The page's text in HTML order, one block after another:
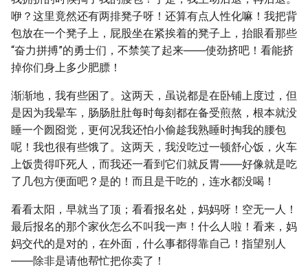
咿？这里竟然还有两排凳子呀！还算有点人性化嘛！我把背
包放在一个凳子上，屁股坐在紧挨着的凳子上，抬眼看那些
“奋力拼搏”的勇士们，不禁笑了起来――使劲挤吧！看能挤
掉你们身上多少肥膘！
渐渐地，我有些困了。这两天，虽说都是在卧铺上度过，但
是因为我晕车，肠肠肚肚每时每刻都在备受煎熬，根本就没
睡一个囫囵觉，更何况我还怕小偷趁我熟睡时掏我的腰包
呢！我也很有些饿了。这两天，我没吃过一顿舒心饭，火车
上饭贵得吓死人，而我还一看到它们就反胃――好像就是吃
了几包方便面吧？是的！而且是干吃的，连水都没喝！
看看太阳，早就当了顶；看看报名处，妈妈呀！空无一人！
最后报名的那个家伙怎么不叫我一声！什么人啦！看来，妈
妈交代的是对的，在外面，什么事都得靠自己！指望别人
――除非是请他帮忙把你卖了！